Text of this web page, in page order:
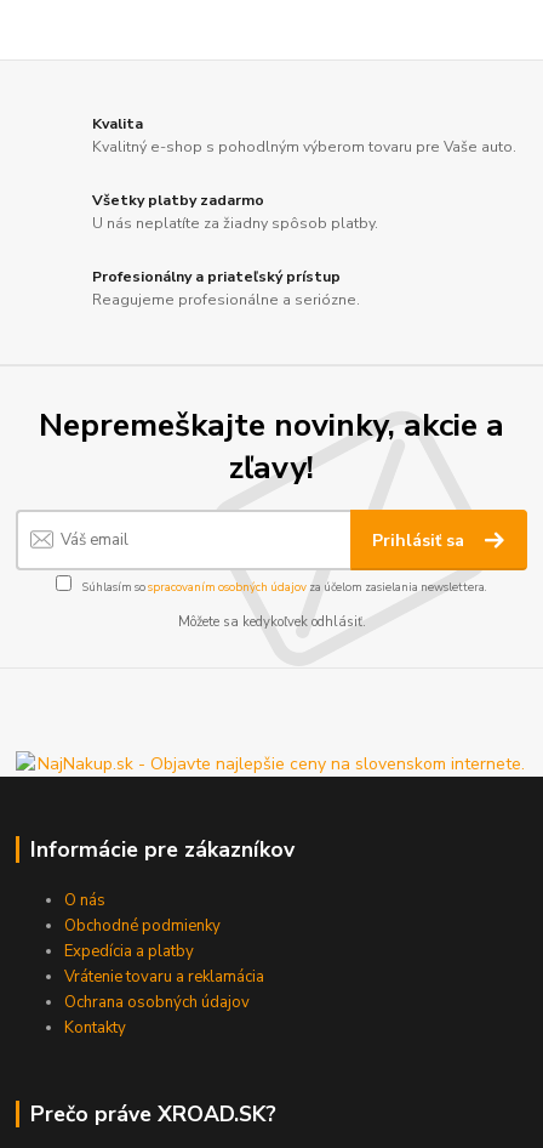
Kvalita
Kvalitný e-shop s pohodlným výberom tovaru pre Vaše auto.
Všetky platby zadarmo
U nás neplatíte za žiadny spôsob platby.
Profesionálny a priateľský prístup
Reagujeme profesionálne a seriózne.
Nepremeškajte novinky, akcie a
zľavy!
Prihlásiť sa
Súhlasím sospracovaním osobných údajov za účelom zasielania newslettera.
Môžete sa kedykoľvek odhlásiť.
Informácie pre zákazníkov
O nás
Obchodné podmienky
Expedícia a platby
Vrátenie tovaru a reklamácia
Ochrana osobných údajov
Kontakty
Prečo práve XROAD.SK?